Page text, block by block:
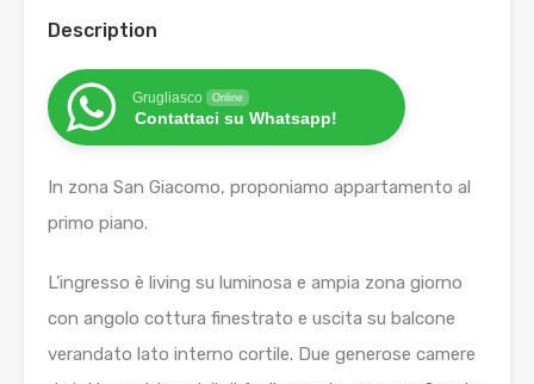
Description
Grugliasco Online
Contattaci su Whatsapp!
In zona San Giacomo, proponiamo appartamento al
primo piano.
L’ingresso è living su luminosa e ampia zona giorno
con angolo cottura finestrato e uscita su balcone
verandato lato interno cortile. Due generose camere